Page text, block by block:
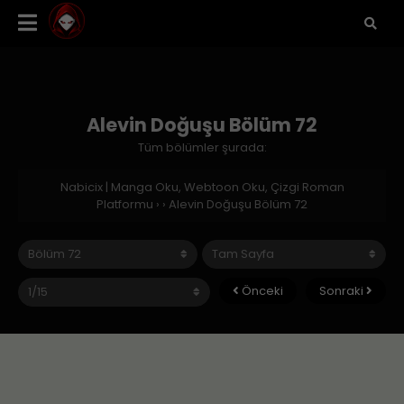
Alevin Doğuşu Bölüm 72
Tüm bölümler şurada:
Nabicix | Manga Oku, Webtoon Oku, Çizgi Roman
Platformu › › Alevin Doğuşu Bölüm 72
Önceki Sonraki